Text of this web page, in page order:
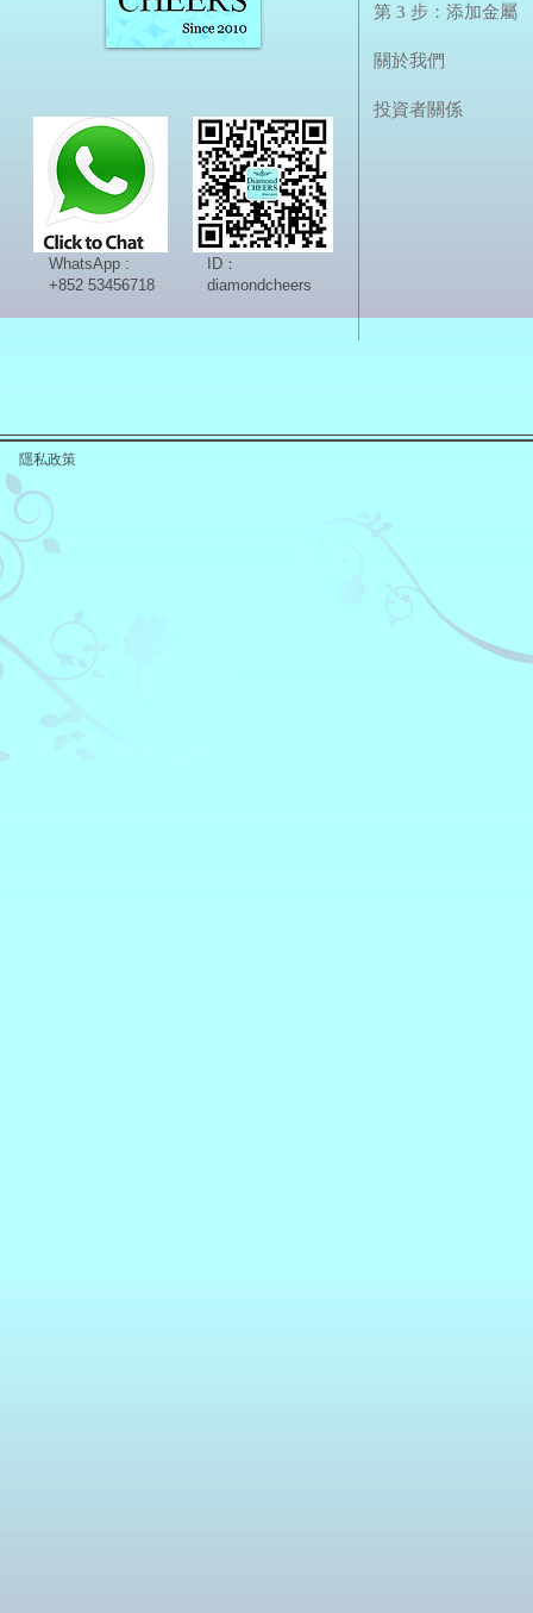
WhatsApp :
+852 53456718
ID：
diamondcheers
第 3 步：添加金屬
關於我們
投資者關係
隱私政策